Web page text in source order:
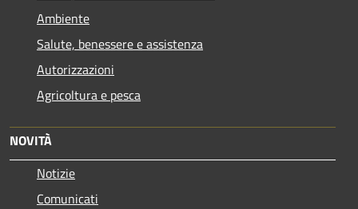
Ambiente
Salute, benessere e assistenza
Autorizzazioni
Agricoltura e pesca
NOVITÀ
Notizie
Comunicati